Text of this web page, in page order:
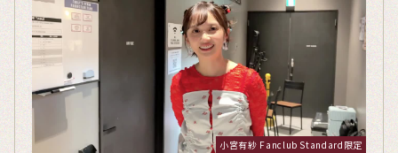
小宮有紗 Fanclub Standard限定